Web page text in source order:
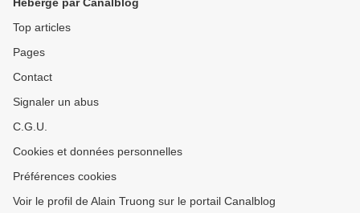
Top articles
Pages
Contact
Signaler un abus
C.G.U.
Cookies et données personnelles
Préférences cookies
Voir le profil de Alain Truong sur le portail Canalblog